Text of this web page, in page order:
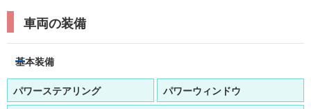
車両の装備
基本装備
パワーステアリング
パワーウィンドウ